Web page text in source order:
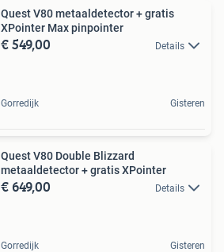
Quest V80 metaaldetector + gratis
XPointer Max pinpointer
€ 549,00 Details
Gorredijk Gisteren
Quest V80 Double Blizzard
metaaldetector + gratis XPointer
€ 649,00 Details
Gorredijk Gisteren